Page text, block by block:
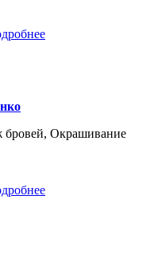
бровей, Окрашивание